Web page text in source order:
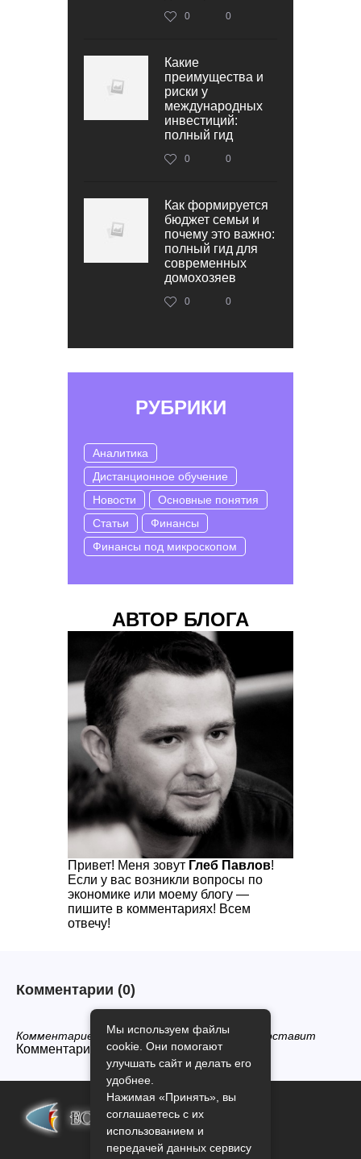
0 0
Какие
преимущества и
риски у
международных
инвестиций:
полный гид
0 0
Как формируется
бюджет семьи и
почему это важно:
полный гид для
современных
домохозяев
0 0
РУБРИКИ
Аналитика
Дистанционное обучение
Новости
Основные понятия
Статьи
Финансы
Финансы под микроскопом
АВТОР БЛОГА
Привет! Меня зовут Глеб Павлов!
Если у вас возникли вопросы по
экономике или моему блогу —
пишите в комментариях! Всем
отвечу!
Комментарии (0)
Комментариев нет, будьте первым кто его оставит
Комментарии закрыты.
Мы используем файлы
cookie. Они помогают
улучшать сайт и делать его
удобнее.
Нажимая «Принять», вы
соглашаетесь с их
использованием и
передачей данных сервису